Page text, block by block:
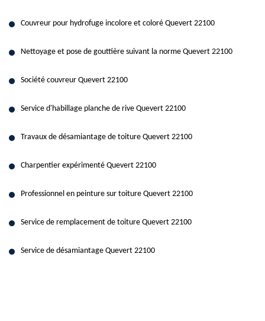
Couvreur pour hydrofuge incolore et coloré Quevert 22100
Nettoyage et pose de gouttière suivant la norme Quevert 22100
Société couvreur Quevert 22100
Service d'habillage planche de rive Quevert 22100
Travaux de désamiantage de toiture Quevert 22100
Charpentier expérimenté Quevert 22100
Professionnel en peinture sur toiture Quevert 22100
Service de remplacement de toiture Quevert 22100
Service de désamiantage Quevert 22100